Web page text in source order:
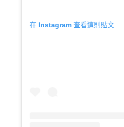
在 Instagram 查看這則貼文